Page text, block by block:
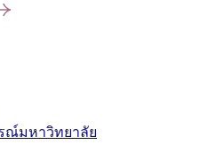
ณ์มหาวิทยาลัย